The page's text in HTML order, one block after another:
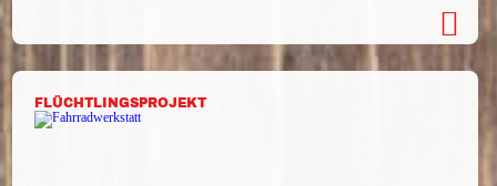
FLÜCHTLINGSPROJEKT